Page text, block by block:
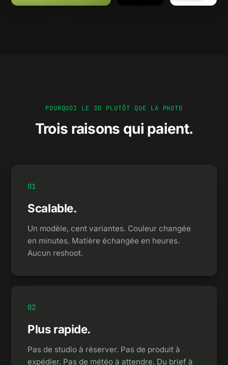
POURQUOI LE 3D PLUTÔT QUE LA PHOTO
Trois raisons qui paient.
01
Scalable.
Un modèle, cent variantes. Couleur changée
en minutes. Matière échangée en heures.
Aucun reshoot.
02
Plus rapide.
Pas de studio à réserver. Pas de produit à
expédier. Pas de météo à attendre. Du brief à